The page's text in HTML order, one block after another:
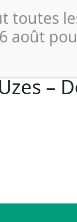
Collecte et
–
toutes
août